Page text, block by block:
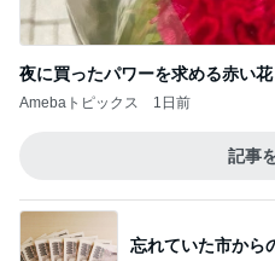
夜に買ったパワーを求める赤い花
Amebaトピックス 1日前
記事
忘れていた市から